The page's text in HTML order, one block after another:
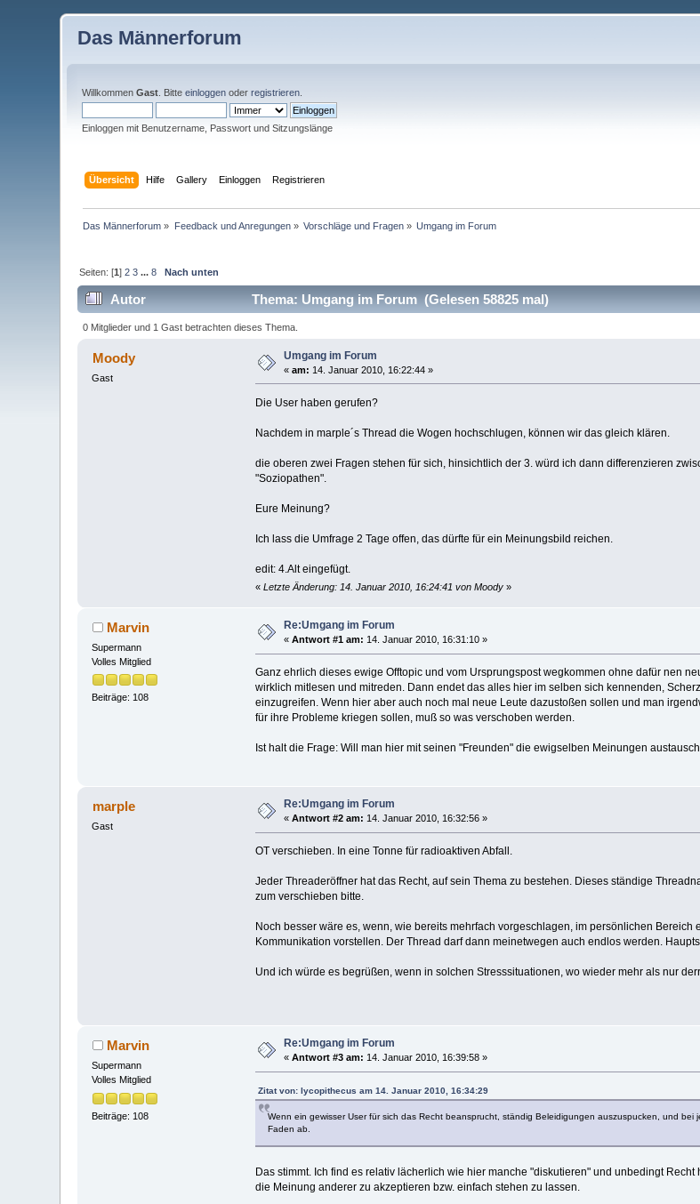
Das Männerforum
WillkommenGast . Bitteeinloggen oderregistrieren
Einloggen mit Benutzername, Passwort und Sitzungslänge
Übersicht Hilfe Gallery Einloggen Registrieren
Das Männerforum » Feedback und Anregungen» Vorschläge und Fragen » Umgang im Forum
Seiten: [1]2 3 ...8 Nach unten
Autor Thema: Umgang im Forum (Gelesen 58825 mal)
0 Mitglieder und 1 Gast betrachten dieses Thema.
Moody
Gast
Umgang im Forum
«am: 14. Januar 2010, 16:22:44 »
Die User haben gerufen?
Nachdem in marple´s Thread die Wogen hochschlugen, können wir das gleich klären.
die oberen zwei Fragen stehen für sich, hinsichtlich der 3. würd ich dann differenzieren
"Soziopathen".
Eure Meinung?
Ich lass die Umfrage 2 Tage offen, das dürfte für ein Meinungsbild reichen.
edit: 4.Alt eingefügt.
« Letzte Änderung: 14. Januar 2010, 16:24:41 von Moody»
Marvin
Supermann
Volles Mitglied
Beiträge: 108
Re:Umgang im Forum
«Antwort #1 am: 14. Januar 2010, 16:31:10 »
Ganz ehrlich dieses ewige Offtopic und vom Ursprungspost wegkommen ohne dafür nen
wirklich mitlesen und mitreden. Dann endet das alles hier im selben sich kennenden,
einzugreifen. Wenn hier aber auch noch mal neue Leute dazustoßen sollen und man
für ihre Probleme kriegen sollen, muß so was verschoben werden.
Ist halt die Frage: Will man hier mit seinen "Freunden" die ewigselben Meinungen
marple
Gast
Re:Umgang im Forum
«Antwort #2 am: 14. Januar 2010, 16:32:56 »
OT verschieben. In eine Tonne für radioaktiven Abfall.
Jeder Threaderöffner hat das Recht, auf sein Thema zu bestehen. Dieses ständige
zum verschieben bitte.
Noch besser wäre es, wenn, wie bereits mehrfach vorgeschlagen, im persönlichen
Kommunikation vorstellen. Der Thread darf dann meinetwegen auch endlos werden.
Und ich würde es begrüßen, wenn in solchen Stresssituationen, wo wieder mehr als nur
Marvin
Supermann
Volles Mitglied
Beiträge: 108
Re:Umgang im Forum
«Antwort #3 am: 14. Januar 2010, 16:39:58 »
Zitat von: lycopithecus am 14. Januar 2010, 16:34:29
Wenn ein gewisser User für sich das Recht beansprucht, ständig Beleidigungen auszuspucken, und
Faden ab.
Das stimmt. Ich find es relativ lächerlich wie hier manche "diskutieren" und unbedingt
die Meinung anderer zu akzeptieren bzw. einfach stehen zu lassen.